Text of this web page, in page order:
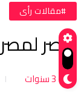
#مقالات رأى
النصر لمصر
3 سنوات